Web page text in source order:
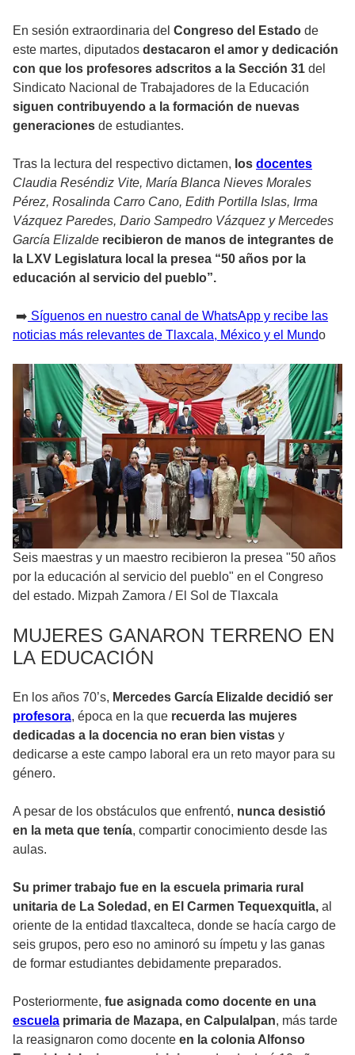
En sesión extraordinaria del Congreso del Estado de
este martes, diputados destacaron el amor y dedicación
con que los profesores adscritos a la Sección 31 del
Sindicato Nacional de Trabajadores de la Educación
siguen contribuyendo a la formación de nuevas
generaciones de estudiantes.
Tras la lectura del respectivo dictamen, los docentes
Claudia Reséndiz Vite, María Blanca Nieves Morales
Pérez, Rosalinda Carro Cano, Edith Portilla Islas, Irma
Vázquez Paredes, Dario Sampedro Vázquez y Mercedes
García Elizalde recibieron de manos de integrantes de
la LXV Legislatura local la presea “50 años por la
educación al servicio del pueblo”.
➡️ Síguenos en nuestro canal de WhatsApp y recibe las
noticias más relevantes de Tlaxcala, México y el Mundo
Seis maestras y un maestro recibieron la presea "50 años
por la educación al servicio del pueblo" en el Congreso
del estado. Mizpah Zamora / El Sol de Tlaxcala
MUJERES GANARON TERRENO EN
LA EDUCACIÓN
En los años 70’s, Mercedes García Elizalde decidió ser
profesora, época en la que recuerda las mujeres
dedicadas a la docencia no eran bien vistas y
dedicarse a este campo laboral era un reto mayor para su
género.
A pesar de los obstáculos que enfrentó, nunca desistió
en la meta que tenía, compartir conocimiento desde las
aulas.
Su primer trabajo fue en la escuela primaria rural
unitaria de La Soledad, en El Carmen Tequexquitla, al
oriente de la entidad tlaxcalteca, donde se hacía cargo de
seis grupos, pero eso no aminoró su ímpetu y las ganas
de formar estudiantes debidamente preparados.
Posteriormente, fue asignada como docente en una
escuela primaria de Mazapa, en Calpulalpan, más tarde
la reasignaron como docente en la colonia Alfonso